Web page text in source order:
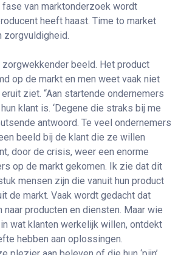
van marktonderzoek wordt
heeft haast. Time to market
zorgvuldigheid.
beeld. Het product
op de markt en men weet vaak niet
ziet. “Aan startende ondernemers
klant is. ‘Degene die straks bij me
antwoord. Te veel ondernemers
beeld bij de klant die ze willen
door de crisis, weer een enorme
op de markt gekomen. Ik zie dat dit
mensen zijn die vanuit hun product
de markt. Vaak wordt gedacht dat
producten en diensten. Maar wie
wat klanten werkelijk willen, ontdekt
hebben aan oplossingen.